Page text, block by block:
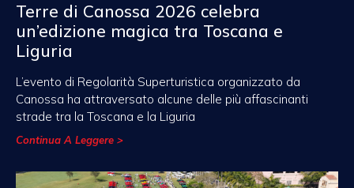
Terre di Canossa 2026 celebra
un’edizione magica tra Toscana e
Liguria
L’evento di Regolarità Superturistica organizzato da
Canossa ha attraversato alcune delle più affascinanti
strade tra la Toscana e la Liguria
Continua A Leggere >